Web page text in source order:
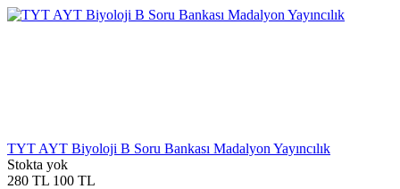
TYT AYT Biyoloji B Soru Bankası Madalyon Yayıncılık
Stokta yok
280 TL 100 TL